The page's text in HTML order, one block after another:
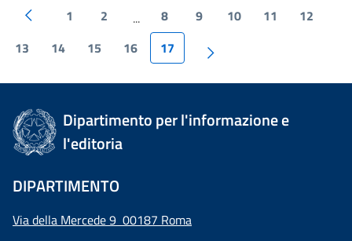
1 2 ... 8 9 10 11
12
13
14 15 16 17
Dipartimento per l'informazione e
l'editoria
DIPARTIMENTO
Via della Mercede 9 00187 Roma